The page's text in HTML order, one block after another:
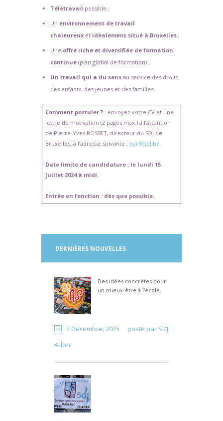
Télétravail possible ;
Un environnement de travail
chaleureuxet idéalement situé à Bruxelles;
Une offre riche et diversifiée de formation
continue(plan global de formation) ;
Un travail qui a du sensau service des droits
des enfants, des jeunes et des familles.
Comment postuler ? : envoyez votre CV et une
lettre de motivation (2 pages max.) à l’attention
de Pierre-Yves ROSSET, directeur du SDJ de
Bruxelles, à l’adresse suivante : pyr@sdj.be.
Date limite de candidature : le lundi 15
juillet 2024 à midi.
Entrée en fonction : dès que possible.
DERNIÈRES NOUVELLES
Des idées concrètes pour
un mieux-être à l'école.
3 Décembre, 2025 posté par SDJ
Arlon